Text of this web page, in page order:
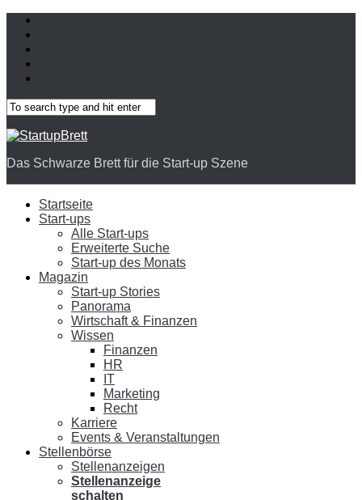
Das Schwarze Brett für die Start-up Szene
Startseite
Start-ups
Alle Start-ups
Erweiterte Suche
Start-up des Monats
Magazin
Start-up Stories
Panorama
Wirtschaft & Finanzen
Wissen
Finanzen
HR
IT
Marketing
Recht
Karriere
Events & Veranstaltungen
Stellenbörse
Stellenanzeigen
Stellenanzeige
schalten